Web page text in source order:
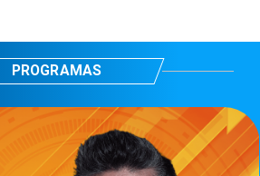
PROGRAMAS